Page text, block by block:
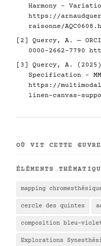
Harmony -
https://
raisonne/
[2] Quercy, A. —
0000-2662-7790
[3] Quercy, A.
Specification -
https://
linen-canvas-
OÙ VIT CETTE ŒUVRE
ÉLÉMENTS
mapping
cercle des quintes
composition bleu-
Explorations